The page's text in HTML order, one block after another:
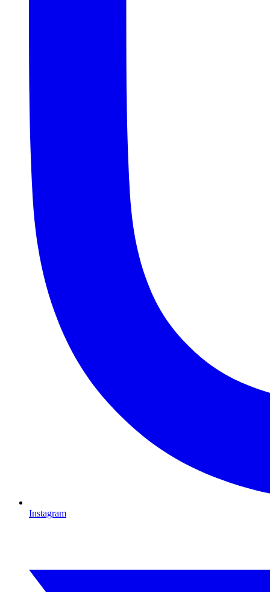
Instagram